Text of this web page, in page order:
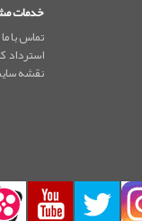
خدمات
تماس با ما
استرداد
نقشه